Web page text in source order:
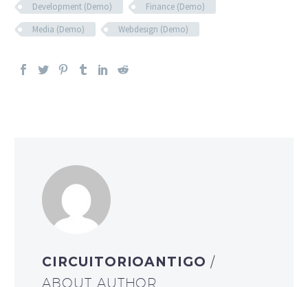
Development (Demo)
Finance (Demo)
Media (Demo)
Webdesign (Demo)
CIRCUITORIOANTIGO/
ABOUT AUTHOR